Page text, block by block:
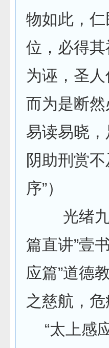
物如此，
位，必得
为诬，圣
而为是断
易读易晓
阴助刑赏
序”）
光绪九
篇直讲”壹
应篇”道德
之慈航，
“太上感